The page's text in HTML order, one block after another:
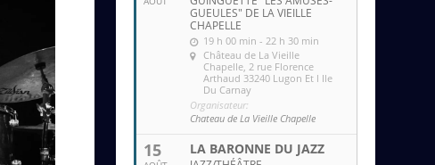
GUEULES" DE LA VIEILLE
CHAPELLE
19 h 00 min - 22 h 30 min
Château de La Vieille
Chapelle , 2 rue Florence
Arthaud 33240 Lugon Et l Ile
Du Carnay
Organisateur:
Chateau de La Vieille Chapelle
15 LA BARONNE DU JAZZ